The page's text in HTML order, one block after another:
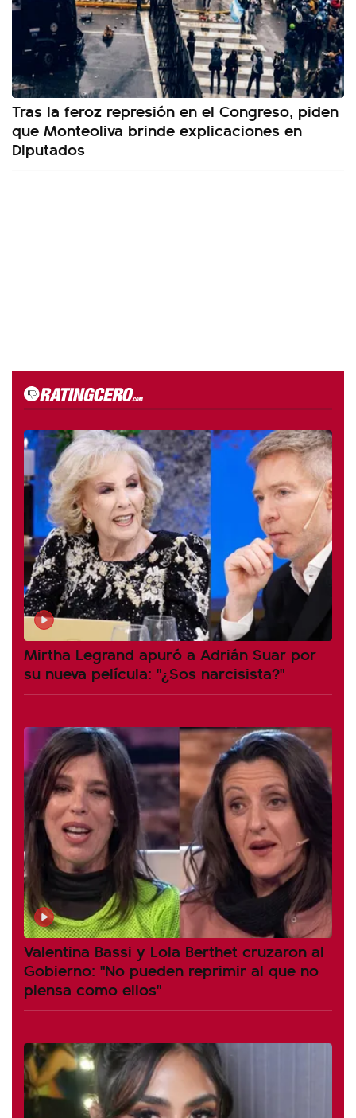
Tras la feroz represión en el Congreso, piden
que Monteoliva brinde explicaciones en
Diputados
Mirtha Legrand apuró a Adrián Suar por
su nueva película: "¿Sos narcisista?"
Valentina Bassi y Lola Berthet cruzaron al
Gobierno: "No pueden reprimir al que no
piensa como ellos"